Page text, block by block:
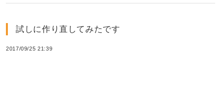
試しに作り直してみたです
2017/09/25 21:39